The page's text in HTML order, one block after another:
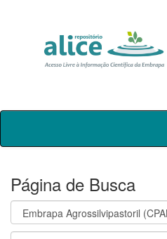
Skip
Página de Busca